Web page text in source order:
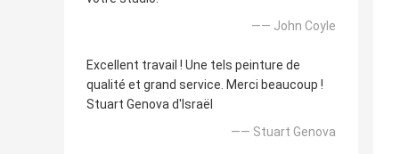
—— John Coyle
Excellent travail ! Une tels peinture de
qualité et grand service. Merci beaucoup !
Stuart Genova d'Israël
—— Stuart Genova